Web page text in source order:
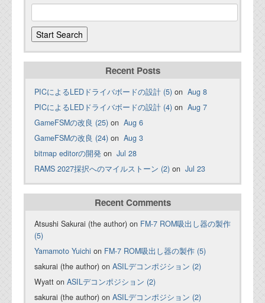
Recent Posts
PICによるLEDドライバボードの設計 (5) on Aug 8
PICによるLEDドライバボードの設計 (4) on Aug 7
GameFSMの改良 (25) on Aug 6
GameFSMの改良 (24) on Aug 3
bitmap editorの開発 on Jul 28
RAMS 2027採択へのマイルストーン (2) on Jul 23
Recent Comments
Atsushi Sakurai (the author) on FM-7 ROM吸出し器の製作
(5)
Yamamoto Yuichi on FM-7 ROM吸出し器の製作 (5)
sakurai (the author) on ASILデコンポジション (2)
Wyatt on ASILデコンポジション (2)
sakurai (the author) on ASILデコンポジション (2)